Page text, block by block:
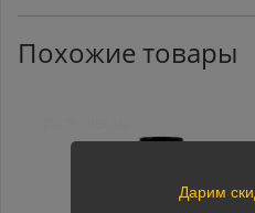
Похожие товары
Дарим